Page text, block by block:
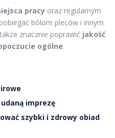
pracy oraz regularnym
bólom pleców i innym
znacznie poprawić jakość
ogólne.
imprezę
szybki i zdrowy obiad